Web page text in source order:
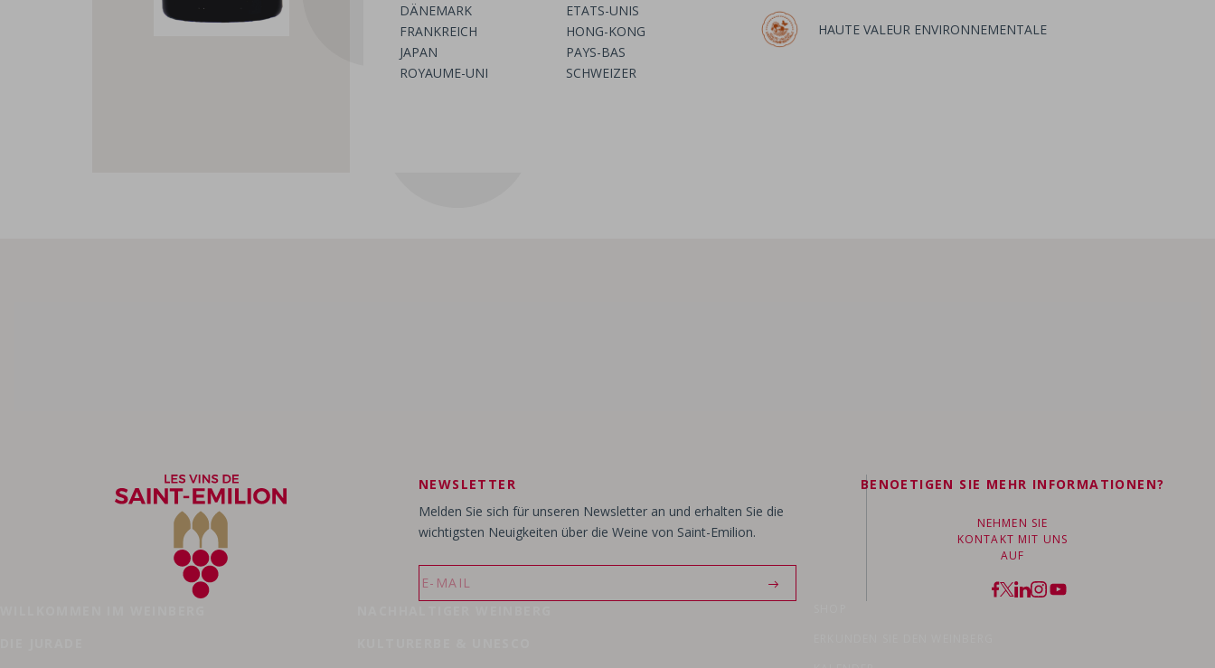
DÄNEMARK
ETATS-UNIS
FRANKREICH
HONG-KONG
JAPAN
PAYS-BAS
ROYAUME-UNI
SCHWEIZER
HAUTE VALEUR ENVIRONNEMENTALE
NEWSLETTER
Melden Sie sich für unseren Newsletter an und erhalten Sie die
wichtigsten Neuigkeiten über die Weine von Saint-Emilion.
BENOETIGEN SIE MEHR INFORMATIONEN?
NEHMEN SIE
KONTAKT MIT UNS
AUF